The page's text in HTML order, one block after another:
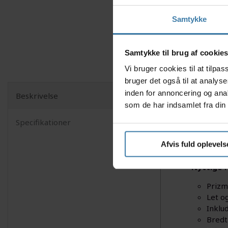
Samtykke
Samtykke til brug af cookies
Vi bruger cookies til at
bruger det også til at
inden for annoncering og
som de har indsamlet fra
Afvis fuld
Beskrivelse
Specifikationer
Oplev stil
både ser
Nyttige
Let